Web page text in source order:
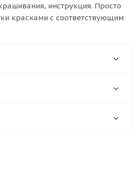
инструкция. Просто
красками с соответствующим